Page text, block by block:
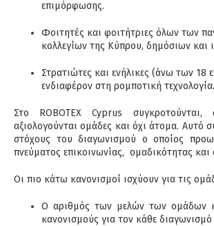
επιμόρφωσης.
Φοιτητές και φοιτήτριες όλων των
κολλεγίων της Κύπρου, δημόσιων και
Στρατιώτες και ενήλικες (άνω των 18
ενδιαφέρον στη ρομποτική τεχνολογία.
Στο ROBOTEX Cyprus συγκροτούνται,
αξιολογούνται ομάδες και όχι άτομα. Αυτό
στόχους του διαγωνισμού ο οποίος
πνεύματος επικοινωνίας, ομαδικότητας και
Οι πιο κάτω κανονισμοί ισχύουν για τις
Ο αριθμός των μελών των ομάδων
κανονισμούς για τον κάθε διαγωνισμό